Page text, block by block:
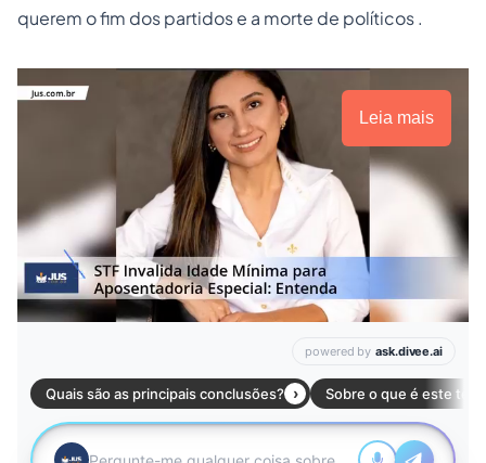
querem o fim dos partidos e a morte de políticos .
Leia mais